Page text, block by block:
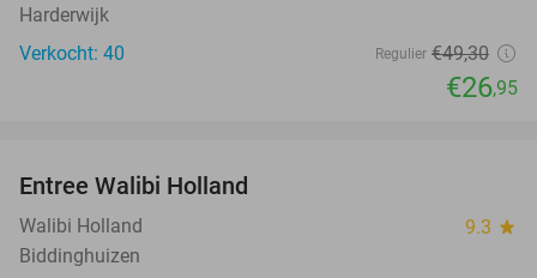
Harderwijk
Verkocht: 40
Regulier €49,30
€26,95
Entree Walibi Holland
Walibi Holland 9.3 star
Biddinghuizen